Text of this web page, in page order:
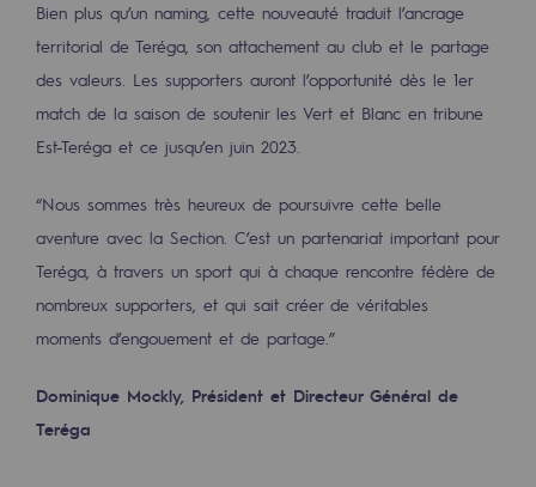
Gaz renouvelables et procédés
Pyrogazéification et gazéification
Méthanation
Nouveaux usages
Concertations CH4, H2 et CO2
Espace pédagogique
2050 : un monde d’énergies
Bien plus qu’un naming, cette nouveauté traduit l’ancrage
territorial de Teréga, son attachement au club et le partage
des valeurs. Les supporters auront l’opportunité dès le 1er
match de la saison de soutenir les Vert et Blanc en tribune
Est-Teréga et ce jusqu’en juin 2023.
“Nous sommes très heureux de poursuivre cette belle
aventure avec la Section. C’est un partenariat important pour
Teréga, à travers un sport qui à chaque rencontre fédère de
nombreux supporters, et qui sait créer de véritables
moments d’engouement et de partage.”
Dominique Mockly, Président et Directeur Général de
Teréga